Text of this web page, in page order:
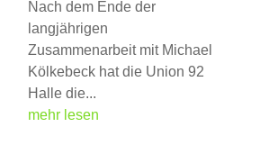
Nach dem Ende der
langjährigen
Zusammenarbeit mit Michael
Kölkebeck hat die Union 92
Halle die...
mehr lesen